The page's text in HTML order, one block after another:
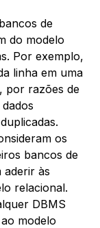
de
do modelo
Por exemplo,
linha em uma
por razões de
os
bancos de
aderir às
relacional.
DBMS
modelo